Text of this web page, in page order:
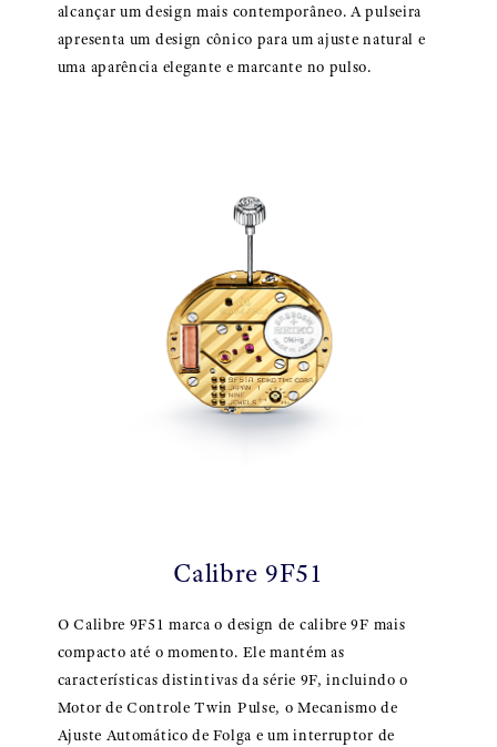
alcançar um design mais contemporâneo. A pulseira
apresenta um design cônico para um ajuste natural e
uma aparência elegante e marcante no pulso.
Calibre 9F51
O Calibre 9F51 marca o design de calibre 9F mais
compacto até o momento. Ele mantém as
características distintivas da série 9F, incluindo o
Motor de Controle Twin Pulse, o Mecanismo de
Ajuste Automático de Folga e um interruptor de